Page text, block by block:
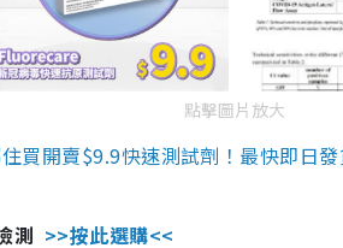
點擊圖片放大
買開賣$9.9快速測試劑！最快即日
測 >>按此選購<<